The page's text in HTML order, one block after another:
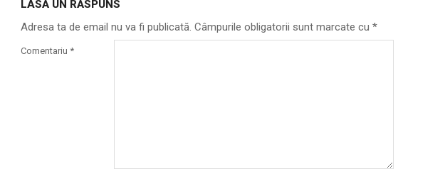
LASĂ UN RĂSPUNS
Adresa ta de email nu va fi publicată. Câmpurile obligatorii sunt marcate cu *
Comentariu *